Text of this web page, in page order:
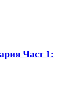
Част 1: